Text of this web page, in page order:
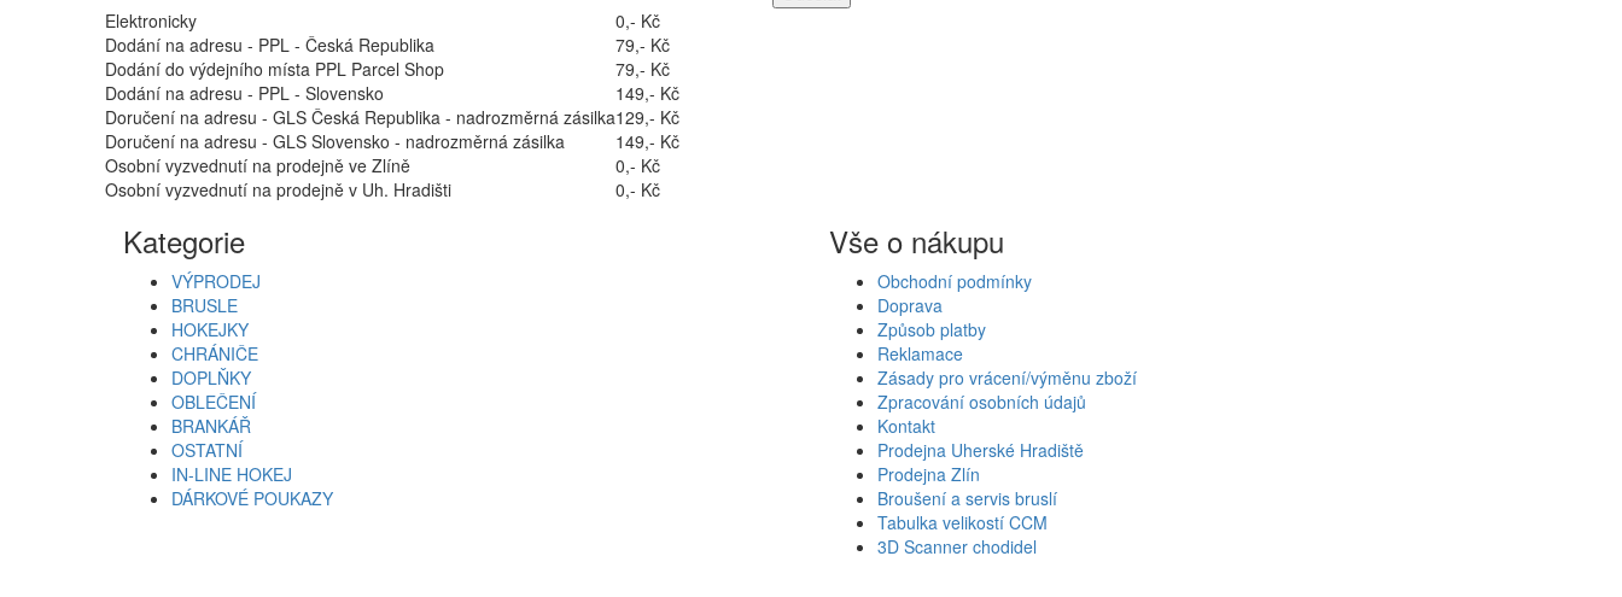
Elektronicky
0,- Kč
Dodání na adresu - PPL - Česká Republika
79,- Kč
Dodání do výdejního místa PPL Parcel Shop
79,- Kč
Dodání na adresu - PPL - Slovensko
149,- Kč
Doručení na adresu - GLS Česká Republika - nadrozměrná zásilka129,- Kč
Doručení na adresu - GLS Slovensko - nadrozměrná zásilka
149,- Kč
Osobní vyzvednutí na prodejně ve Zlíně
0,- Kč
Osobní vyzvednutí na prodejně v Uh. Hradišti
0,- Kč
Kategorie
VÝPRODEJ
BRUSLE
HOKEJKY
CHRÁNIČE
DOPLŇKY
OBLEČENÍ
BRANKÁŘ
OSTATNÍ
IN-LINE HOKEJ
DÁRKOVÉ POUKAZY
Vše o nákupu
Obchodní podmínky
Doprava
Způsob platby
Reklamace
Zásady pro vrácení/výměnu zboží
Zpracování osobních údajů
Kontakt
Prodejna Uherské Hradiště
Prodejna Zlín
Broušení a servis bruslí
Tabulka velikostí CCM
3D Scanner chodidel